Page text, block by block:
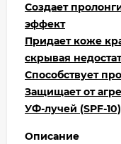
Создает
эффект
Придает коже
скрывая
Способствует
Защищает от
УФ-лучей (SPF-10)
Описание